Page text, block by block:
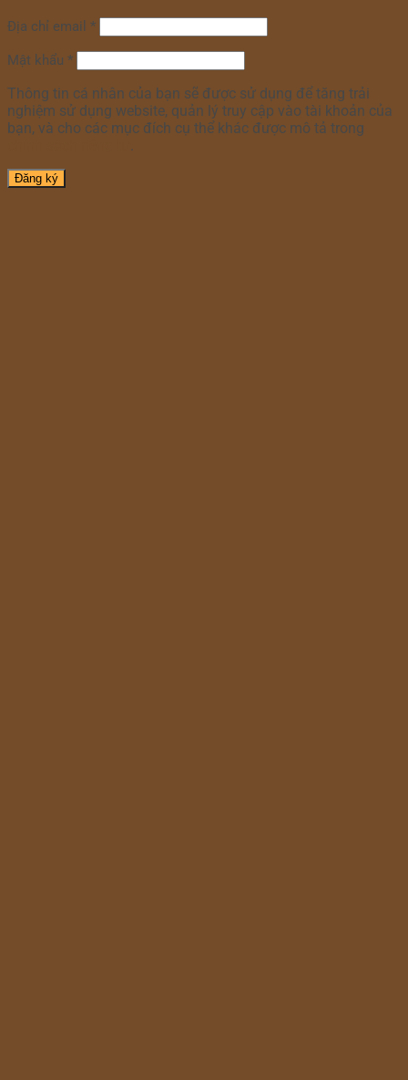
Địa chỉ email *
Mật khẩu *
Thông tin cá nhân của bạn sẽ được sử dụng để tăng trải
nghiệm sử dụng website, quản lý truy cập vào tài khoản của
bạn, và cho các mục đích cụ thể khác được mô tả trong
Đăng ký